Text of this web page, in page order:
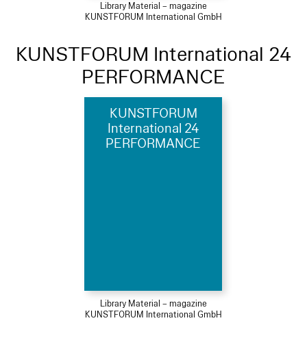
Library Material – magazine
KUNSTFORUM International GmbH
KUNSTFORUM International 24
PERFORMANCE
KUNSTFORUM
International 24
PERFORMANCE
Library Material – magazine
KUNSTFORUM International GmbH